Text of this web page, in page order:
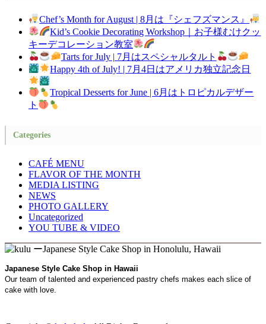
Chef’s Month for August | 8月は『シェフズマンス』
Kid’s Cookie Decorating Workshop｜お子様むけクッ
キーデコレーション教室
Tarts for July | 7月はスペシャルタルト
Happy 4th of July! | 7月4日はアメリカ独立記念日
Tropical Desserts for June | 6月はトロピカルデザー
ト
Categories
CAFÉ MENU
FLAVOR OF THE MONTH
MEDIA LISTING
NEWS
PHOTO GALLERY
Uncategorized
YOU TUBE & VIDEO
Japanese Style Cake Shop in Hawaii
Our team of talented and experienced pastry chefs makes each slice of
cake with love.